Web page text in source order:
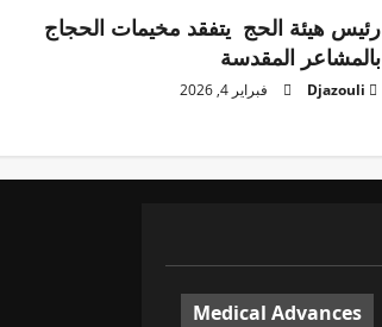
رئيس هيئة الحج يتفقد مخيمات الحجاج
بالمشاعر المقدسة
Djazouli فبراير 4, 2026
Medical Advances